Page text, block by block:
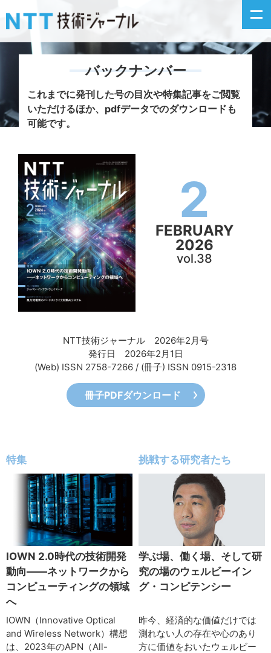
新着情報
掲載月毎記事
イベントカレンダー
問い合わせ
サイトマップ
バックナンバー
これまでに発刊した号の目次や特集記事をご閲覧
いただけるほか、 pdfデータでのダウンロードも
可能です。
2
FEBRUARY
2026
vol.38
NTT技術ジャーナル 2026年2月号
発行日 2026年2月1日
(Web) ISSN 2758-7266 / (冊子) ISSN 0915-2318
冊子PDFダウンロード
特集
IOWN 2.0時代の技術開発
動向――ネットワークから
コンピューティングの領域
へ
IOWN（Innovative Optical
and Wireless Network）構想
は、2023年のAPN（All-
挑戦する研究者たち
学ぶ場、働く場、そして研
究の場のウェルビーイン
グ・コンピテンシー
昨今、経済的な価値だけでは
測れない人の存在や心のあり
方に価値をおいたウェルビー